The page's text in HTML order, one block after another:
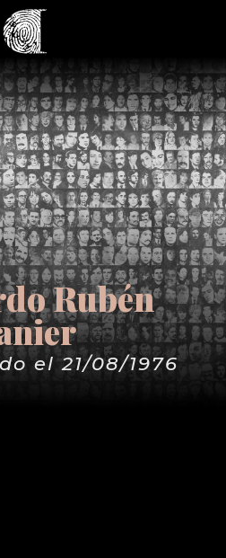
Rubén
el 21/08/1976